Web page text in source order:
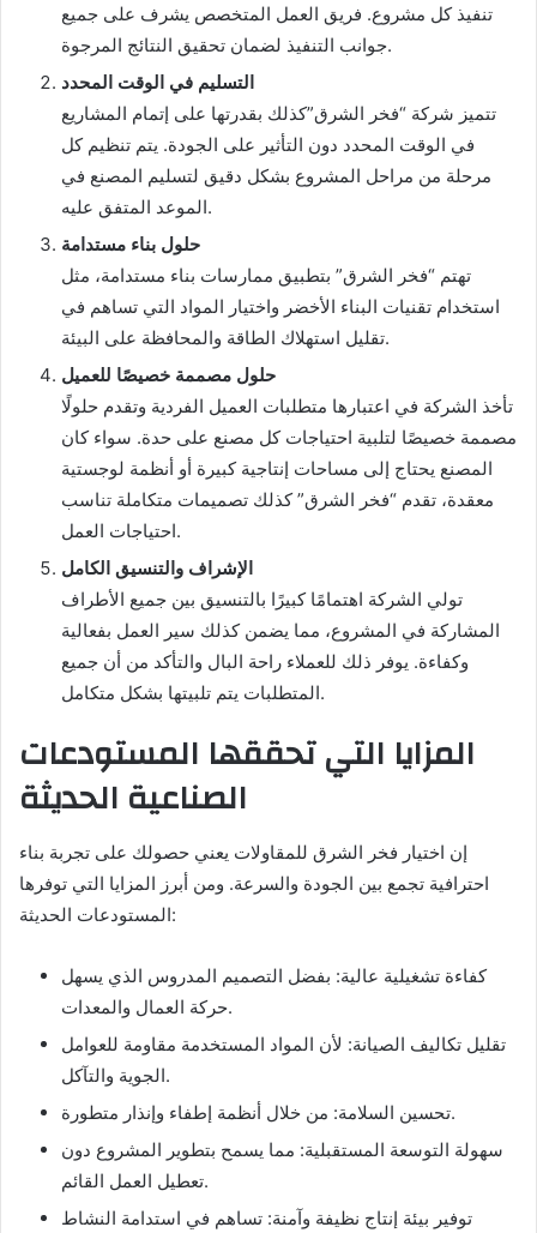
تنفيذ كل مشروع. فريق العمل المتخصص يشرف على جميع
جوانب التنفيذ لضمان تحقيق النتائج المرجوة.
التسليم في الوقت المحدد
تتميز شركة “فخر الشرق”كذلك بقدرتها على إتمام المشاريع
في الوقت المحدد دون التأثير على الجودة. يتم تنظيم كل
مرحلة من مراحل المشروع بشكل دقيق لتسليم المصنع في
الموعد المتفق عليه.
حلول بناء مستدامة
تهتم “فخر الشرق” بتطبيق ممارسات بناء مستدامة، مثل
استخدام تقنيات البناء الأخضر واختيار المواد التي تساهم في
تقليل استهلاك الطاقة والمحافظة على البيئة.
حلول مصممة خصيصًا للعميل
تأخذ الشركة في اعتبارها متطلبات العميل الفردية وتقدم حلولًا
مصممة خصيصًا لتلبية احتياجات كل مصنع على حدة. سواء كان
المصنع يحتاج إلى مساحات إنتاجية كبيرة أو أنظمة لوجستية
معقدة، تقدم “فخر الشرق” كذلك تصميمات متكاملة تناسب
احتياجات العمل.
الإشراف والتنسيق الكامل
تولي الشركة اهتمامًا كبيرًا بالتنسيق بين جميع الأطراف
المشاركة في المشروع، مما يضمن كذلك سير العمل بفعالية
وكفاءة. يوفر ذلك للعملاء راحة البال والتأكد من أن جميع
المتطلبات يتم تلبيتها بشكل متكامل.
المزايا التي تحققها المستودعات
الصناعية الحديثة
إن اختيار فخر الشرق للمقاولات يعني حصولك على تجربة بناء
احترافية تجمع بين الجودة والسرعة. ومن أبرز المزايا التي توفرها
المستودعات الحديثة:
كفاءة تشغيلية عالية: بفضل التصميم المدروس الذي يسهل
حركة العمال والمعدات.
تقليل تكاليف الصيانة: لأن المواد المستخدمة مقاومة للعوامل
الجوية والتآكل.
تحسين السلامة: من خلال أنظمة إطفاء وإنذار متطورة.
سهولة التوسعة المستقبلية: مما يسمح بتطوير المشروع دون
تعطيل العمل القائم.
توفير بيئة إنتاج نظيفة وآمنة: تساهم في استدامة النشاط